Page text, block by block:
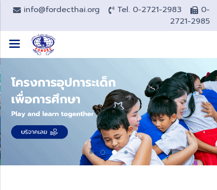
info@fordecthai.org Tel. 0-2721-2983
0-
2721-2985